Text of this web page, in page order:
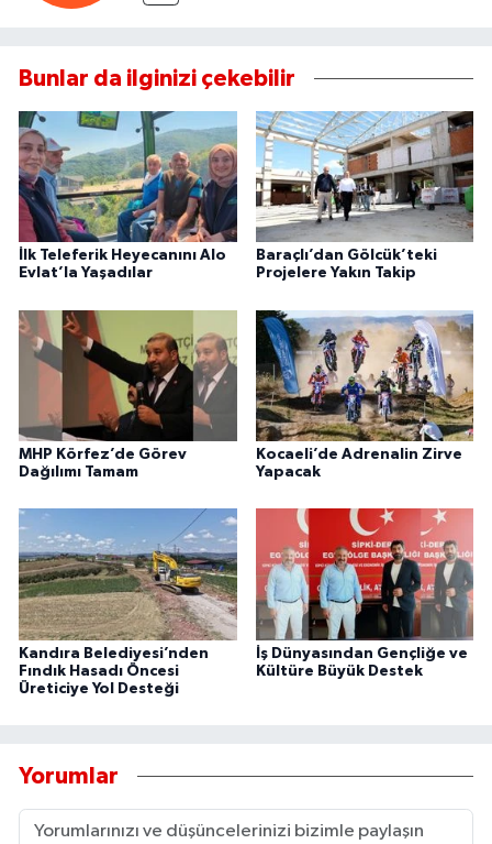
Bunlar da ilginizi çekebilir
İlk Teleferik Heyecanını Alo
Evlat’la Yaşadılar
Baraçlı’dan Gölcük’teki
Projelere Yakın Takip
MHP Körfez’de Görev
Dağılımı Tamam
Kocaeli’de Adrenalin Zirve
Yapacak
Kandıra Belediyesi’nden
Fındık Hasadı Öncesi
Üreticiye Yol Desteği
İş Dünyasından Gençliğe ve
Kültüre Büyük Destek
Yorumlar